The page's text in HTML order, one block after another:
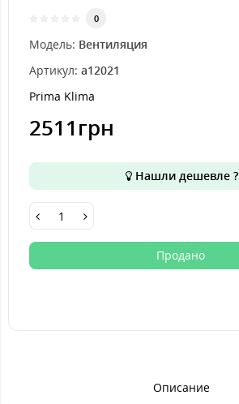
0
Модель: Вентиляция
Артикул: a12021
Prima Klima
2511грн
Нашли дешевле ?
Продано
Описание